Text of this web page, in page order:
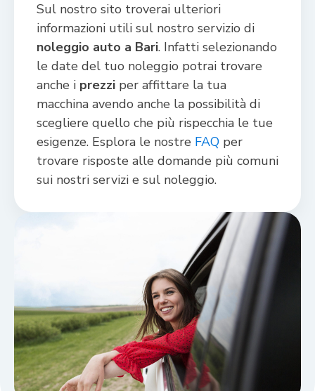
Sul nostro sito troverai ulteriori
informazioni utili sul nostro servizio di
noleggio auto a Bari. Infatti selezionando
le date del tuo noleggio potrai trovare
anche i prezzi per affittare la tua
macchina avendo anche la possibilità di
scegliere quello che più rispecchia le tue
esigenze. Esplora le nostre FAQ per
trovare risposte alle domande più comuni
sui nostri servizi e sul noleggio.